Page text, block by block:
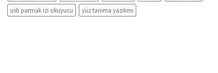
usb parmak izi okuyucu
yüz tanıma yazılımı